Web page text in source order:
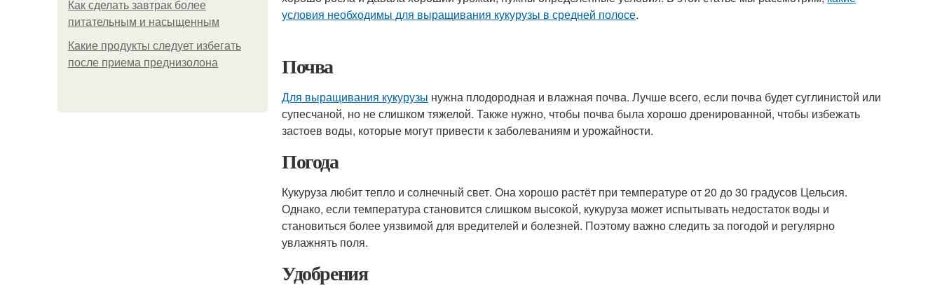
Как сделать завтрак более
питательным и насыщенным
Какие продукты следует избегать
после приема преднизолона
условия необходимы для выращивания кукурузы в средней полосе.
Почва
Для выращивания кукурузы нужна плодородная и влажная почва. Лучше всего, если почва будет суглинистой или
супесчаной, но не слишком тяжелой. Также нужно, чтобы почва была хорошо дренированной, чтобы избежать
застоев воды, которые могут привести к заболеваниям и урожайности.
Погода
Кукуруза любит тепло и солнечный свет. Она хорошо растёт при температуре от 20 до 30 градусов Цельсия.
Однако, если температура становится слишком высокой, кукуруза может испытывать недостаток воды и
становиться более уязвимой для вредителей и болезней. Поэтому важно следить за погодой и регулярно
увлажнять поля.
Удобрения